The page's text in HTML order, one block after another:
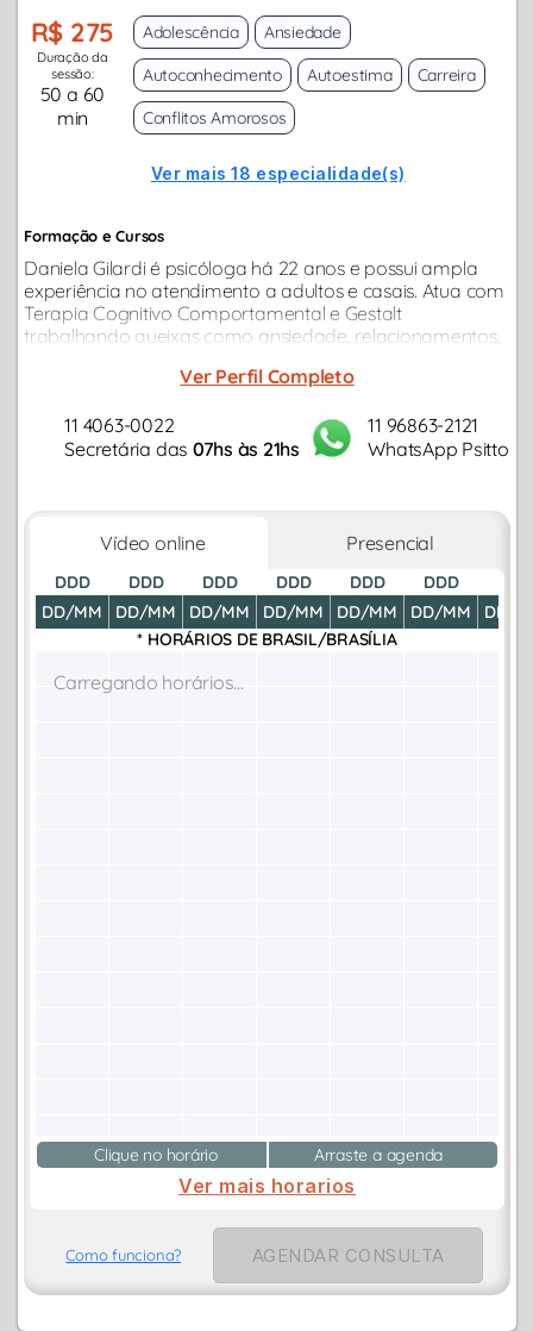
R$ 275
Duração da
sessão:
50 a 60
min
Adolescência
Ansiedade
Autoconhecimento
Autoestima
Carreira
Conflitos Amorosos
Ver mais 18 especialidade(s)
Formação e Cursos
Daniela Gilardi é psicóloga há 22 anos e possui ampla
experiência no atendimento a adultos e casais. Atua com
Terapia Cognitivo Comportamental e Gestalt
trabalhando queixas como ansiedade, relacionamentos,
autodesenvolvimento, autoconhecimento...
Ver Perfil Completo
11 4063-0022
Secretária das 07hs às 21hs
11 96863-2121
WhatsApp Psitto
Vídeo online Presencial
DDD
DD/MM
DDD
DD/MM
DDD
DD/MM
DDD
DD/MM
DDD
DD/MM
DDD
DD/MM
DD/
* HORÁRIOS DE BRASIL/BRASÍLIA
Carregando horários...
Clique no horário Arraste a agenda
Ver mais horarios
Como funciona? AGENDAR CONSULTA